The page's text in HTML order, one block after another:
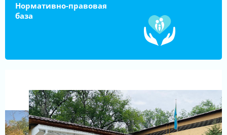
Нормативно-правовая
база